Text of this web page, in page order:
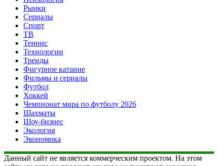
Рынки
Сериалы
Спорт
ТВ
Теннис
Технологии
Тренды
Фигурное катание
Фильмы и сериалы
Футбол
Хоккей
Чемпионат мира по футболу 2026
Шахматы
Шоу-бизнес
Экология
Экономика
Данный сайт не является коммерческим проектом. На этом